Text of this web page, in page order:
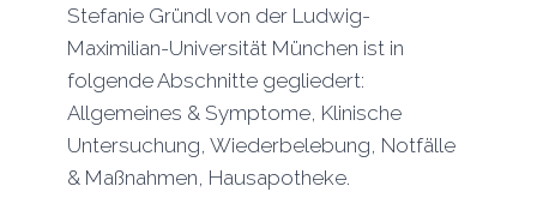
Stefanie Gründl von der Ludwig-
Maximilian-Universität München ist in
folgende Abschnitte gegliedert:
Allgemeines & Symptome, Klinische
Untersuchung, Wiederbelebung, Notfälle
& Maßnahmen, Hausapotheke.